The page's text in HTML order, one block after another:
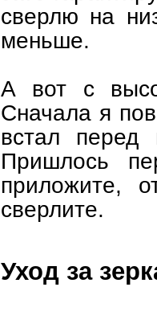
сверлю на
меньше.
А вот с
Сначала я
встал
Пришлось
приложите,
сверлите.
Уход за